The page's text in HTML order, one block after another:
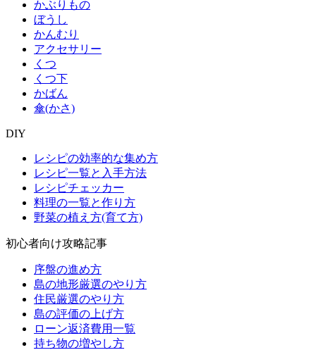
かぶりもの
ぼうし
かんむり
アクセサリー
くつ
くつ下
かばん
傘(かさ)
DIY
レシピの効率的な集め方
レシピ一覧と入手方法
レシピチェッカー
料理の一覧と作り方
野菜の植え方(育て方)
初心者向け攻略記事
序盤の進め方
島の地形厳選のやり方
住民厳選のやり方
島の評価の上げ方
ローン返済費用一覧
持ち物の増やし方